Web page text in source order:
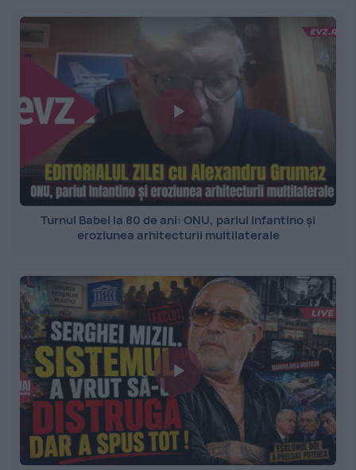
Turnul Babel la 80 de ani: ONU, pariul Infantino și
eroziunea arhitecturii multilaterale